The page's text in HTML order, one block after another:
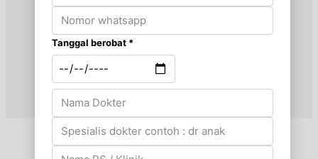
Rabu, 02/09/2026
Jam 16:00 - 17:00